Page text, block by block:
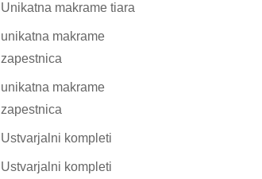
Unikatna makrame tiara
unikatna makrame
zapestnica
unikatna makrame
zapestnica
Ustvarjalni kompleti
Ustvarjalni kompleti